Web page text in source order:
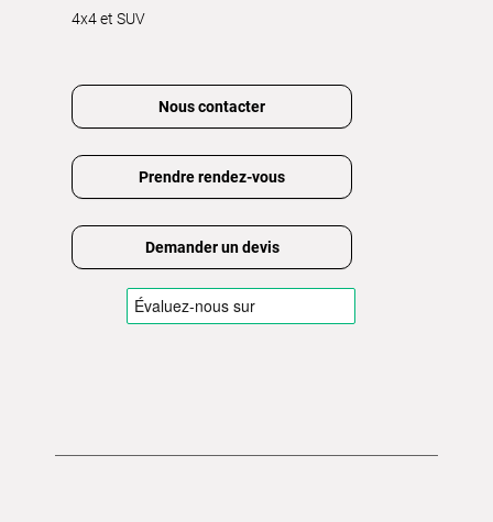
4x4 et SUV
Nous contacter
Prendre rendez-vous
Demander un devis